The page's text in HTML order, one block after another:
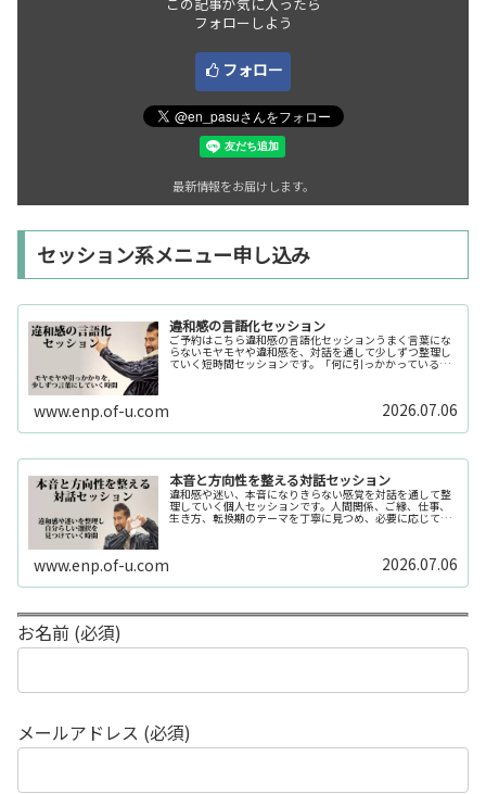
フォローしよう
フォロー
最新情報をお届けします。
セッション系メニュー申し込み
違和感の言語化セッション
ご予約はこちら違和感の言語化セッションうまく言葉にな
らないモヤモヤや違和感を、対話を通して少しずつ整理し
ていく短時間セッションです。「何に引っかかっているの
www.enp.of-u.com 2026.07.06
本音と方向性を整える対話セッション
違和感や迷い、本音になりきらない感覚を対話を通して整
理していく個人セッションです。人間関係、ご縁、仕事、
生き方、転換期のテーマを丁寧に見つめ、必要に応じてカ
www.enp.of-u.com 2026.07.06
お名前 (必須)
メールアドレス (必須)